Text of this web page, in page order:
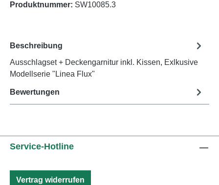
Produktnummer: SW10085.3
Beschreibung
Ausschlagset + Deckengarnitur inkl. Kissen, Exlkusive
Modellserie "Linea Flux"
Bewertungen
Service-Hotline
Vertrag widerrufen